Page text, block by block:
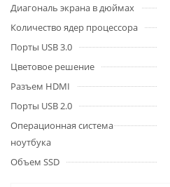
Диагональ экрана в дюймах
Количество ядер процессора
Порты USB 3.0
Цветовое решение
Разъем HDMI
Порты USB 2.0
Операционная система
ноутбука
Объем SSD